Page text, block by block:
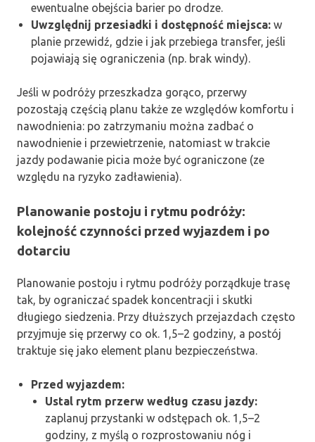
ewentualne obejścia barier po drodze.
Uwzględnij przesiadki i dostępność miejsca: w
planie przewidź, gdzie i jak przebiega transfer, jeśli
pojawiają się ograniczenia (np. brak windy).
Jeśli w podróży przeszkadza gorąco, przerwy
pozostają częścią planu także ze względów komfortu i
nawodnienia: po zatrzymaniu można zadbać o
nawodnienie i przewietrzenie, natomiast w trakcie
jazdy podawanie picia może być ograniczone (ze
względu na ryzyko zadławienia).
Planowanie postoju i rytmu podróży:
kolejność czynności przed wyjazdem i po
dotarciu
Planowanie postoju i rytmu podróży porządkuje trasę
tak, by ograniczać spadek koncentracji i skutki
długiego siedzenia. Przy dłuższych przejazdach często
przyjmuje się przerwy co ok. 1,5–2 godziny, a postój
traktuje się jako element planu bezpieczeństwa.
Przed wyjazdem:
Ustal rytm przerw według czasu jazdy:
zaplanuj przystanki w odstępach ok. 1,5–2
godziny, z myślą o rozprostowaniu nóg i